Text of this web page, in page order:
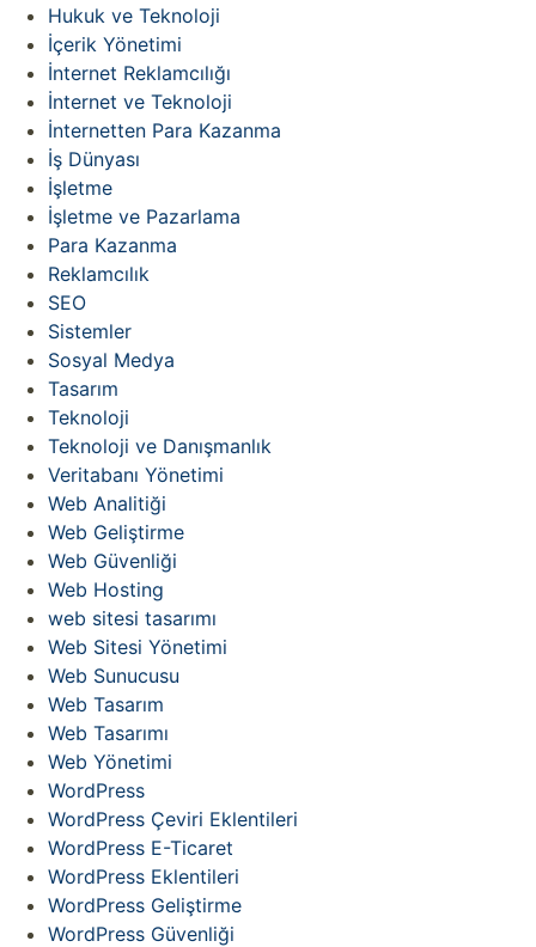
Hukuk ve Teknoloji
İçerik Yönetimi
İnternet Reklamcılığı
İnternet ve Teknoloji
İnternetten Para Kazanma
İş Dünyası
İşletme
İşletme ve Pazarlama
Para Kazanma
Reklamcılık
SEO
Sistemler
Sosyal Medya
Tasarım
Teknoloji
Teknoloji ve Danışmanlık
Veritabanı Yönetimi
Web Analitiği
Web Geliştirme
Web Güvenliği
Web Hosting
web sitesi tasarımı
Web Sitesi Yönetimi
Web Sunucusu
Web Tasarım
Web Tasarımı
Web Yönetimi
WordPress
WordPress Çeviri Eklentileri
WordPress E-Ticaret
WordPress Eklentileri
WordPress Geliştirme
WordPress Güvenliği